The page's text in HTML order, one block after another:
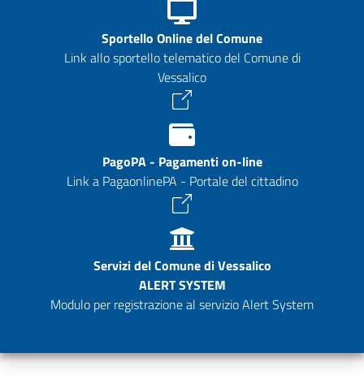
Sportello Online del Comune
Link allo sportello telematico del Comune di
Vessalico
PagoPA - Pagamenti on-line
Link a PagaonlinePA - Portale del cittadino
Servizi del Comune di Vessalico
ALERT SYSTEM
Modulo per registrazione al servizio Alert System